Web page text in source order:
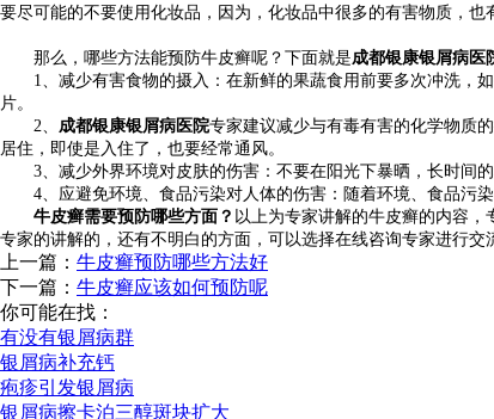
要尽可能的不要使用化妆品，因为，化妆品中很多的有害物质，也
那么，哪些方法能预防牛皮癣呢？下面就是成都银康银屑病医
1、减少有害食物的摄入：在新鲜的果蔬食用前要多次冲洗，如
片。
2、 成都银康银屑病医院专家建议减少与有毒有害的化学物质
居住，即使是入住了，也要经常通风。
3、减少外界环境对皮肤的伤害：不要在阳光下暴晒，长时间的
4、应避免环境、食品污染对人体的伤害：随着环境、食品污染
牛皮癣需要预防哪些方面？ 以上为专家讲解的牛皮癣的内容
专家的讲解的，还有不明白的方面，可以选择在线咨询专家进行交
上一篇： 牛皮癣预防哪些方法好
下一篇： 牛皮癣应该如何预防呢
你可能在找：
有没有银屑病群
银屑病补充钙
疱疹引发银屑病
银屑病擦卡泊三醇斑块扩大